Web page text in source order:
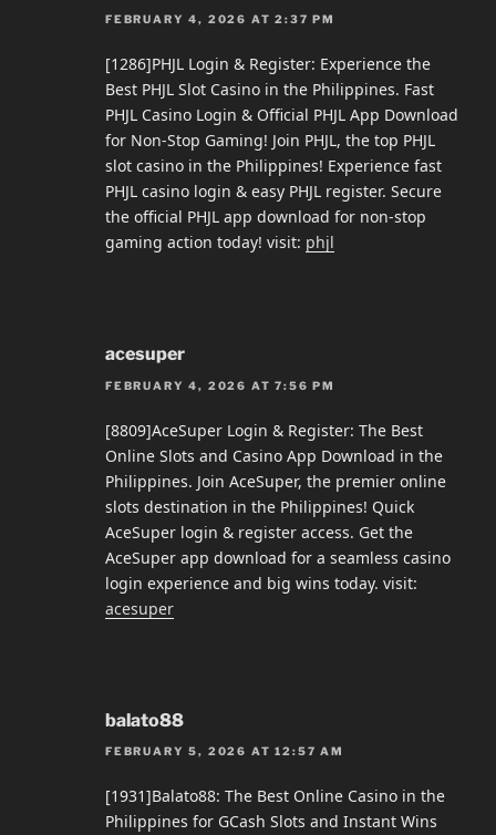
FEBRUARY 4, 2026 AT 2:37 PM
[1286]PHJL Login & Register: Experience the
Best PHJL Slot Casino in the Philippines. Fast
PHJL Casino Login & Official PHJL App Download
for Non-Stop Gaming! Join PHJL, the top PHJL
slot casino in the Philippines! Experience fast
PHJL casino login & easy PHJL register. Secure
the official PHJL app download for non-stop
gaming action today! visit: phjl
acesuper
FEBRUARY 4, 2026 AT 7:56 PM
[8809]AceSuper Login & Register: The Best
Online Slots and Casino App Download in the
Philippines. Join AceSuper, the premier online
slots destination in the Philippines! Quick
AceSuper login & register access. Get the
AceSuper app download for a seamless casino
login experience and big wins today. visit:
acesuper
balato88
FEBRUARY 5, 2026 AT 12:57 AM
[1931]Balato88: The Best Online Casino in the
Philippines for GCash Slots and Instant Wins